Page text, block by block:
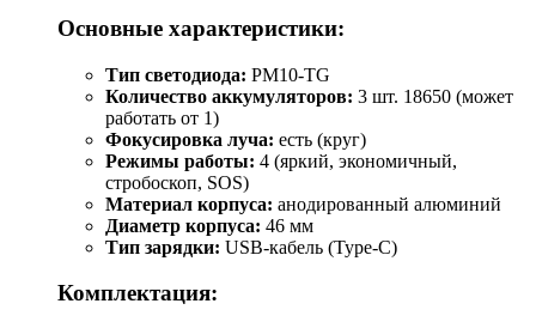
Основные характеристики:
Тип светодиода: PM10-TG
Количество аккумуляторов: 3 шт. 18650 (может
работать от 1)
Фокусировка луча: есть (круг)
Режимы работы: 4 (яркий, экономичный,
стробоскоп, SOS)
Материал корпуса: анодированный алюминий
Диаметр корпуса: 46 мм
Тип зарядки: USB-кабель (Type-C)
Комплектация: